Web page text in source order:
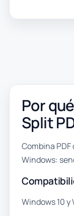
Por
Split
Combina
Windows:
Windows 10 y